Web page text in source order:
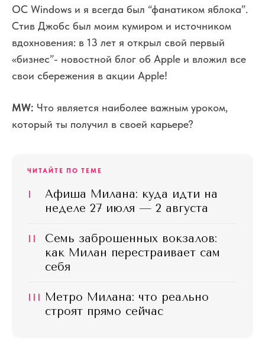
ОС Windows и я всегда был “фанатиком яблока”.
Стив Джобс был моим кумиром и источником
вдохновения: в 13 лет я открыл свой первый
«бизнес”- новостной блог об Apple и вложил все
свои сбережения в акции Apple!
MW: Что является наиболее важным уроком,
который ты получил в своей карьере?
ЧИТАЙТЕ ПО ТЕМЕ
I
Афиша Милана: куда идти на
неделе 27 июля — 2 августа
II
Семь заброшенных вокзалов:
как Милан перестраивает сам
себя
III Метро Милана: что реально
строят прямо сейчас